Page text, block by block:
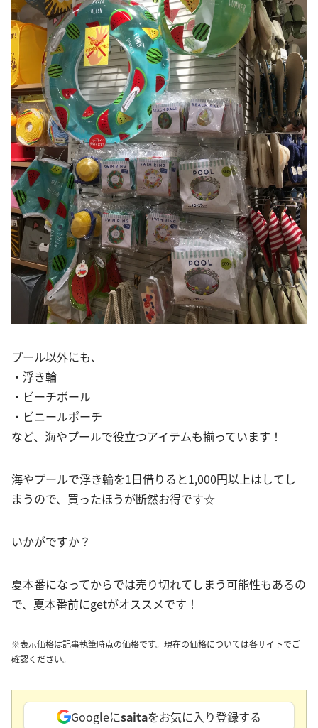
プール以外にも、
・浮き輪
・ビーチボール
・ビニールポーチ
など、海やプールで役立つアイテムも揃っています！
海やプールで浮き輪を1日借りると1,000円以上はしてし
まうので、買ったほうが断然お得です☆
いかがですか？
夏本番になってからでは売り切れてしまう可能性もあるの
で、夏本番前にgetがオススメです！
※表示価格は記事執筆時点の価格です。現在の価格については各サイトでご
確認ください。
Googleにsaitaをお気に入り登録する